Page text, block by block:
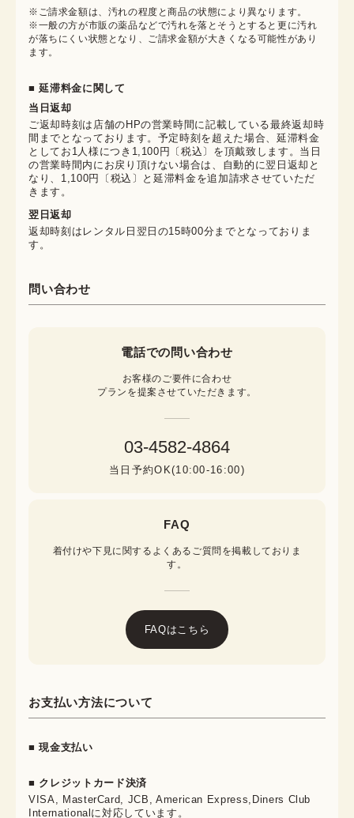
※ご請求金額は、汚れの程度と商品の状態により異なります。
※一般の方が市販の薬品などで汚れを落とそうとすると更に汚れ
が落ちにくい状態となり、ご請求金額が大きくなる可能性があり
ます。
■ 延滞料金に関して
当日返却
ご返却時刻は店舗のHPの営業時間に記載している最終返却時
間までとなっております。予定時刻を超えた場合、延滞料金
としてお1人様につき1,100円〔税込〕を頂戴致します。当日
の営業時間内にお戻り頂けない場合は、自動的に翌日返却と
なり、1,100円〔税込〕と延滞料金を追加請求させていただ
きます。
翌日返却
返却時刻はレンタル日翌日の15時00分までとなっておりま
す。
問い合わせ
電話での問い合わせ
お客様のご要件に合わせ
プランを提案させていただきます。
03-4582-4864
当日予約OK(10:00-16:00)
FAQ
着付けや下見に関するよくあるご質問を掲載しておりま
す。
FAQはこちら
お支払い方法について
■ 現金支払い
■ クレジットカード決済
VISA, MasterCard, JCB, American Express,Diners Club
Internationalに対応しています。